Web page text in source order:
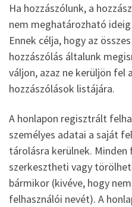
Ha hozzászólunk, a
nem meghatározható
Ennek célja, hogy az
hozzászólás általunk
váljon, azaz ne kerüljön fel
hozzászólások listájára.
A honlapon regisztrált
személyes adatai a saját
tárolásra kerülnek.
szerkesztheti vagy
bármikor (kivéve, hogy
felhasználói nevét). A